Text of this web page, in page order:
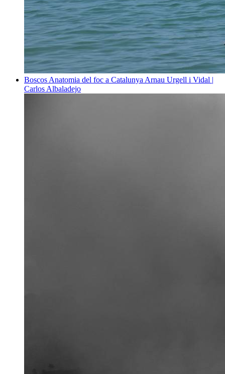
Boscos Anatomia del foc a Catalunya Arnau Urgell i Vidal |
Carlos Albaladejo